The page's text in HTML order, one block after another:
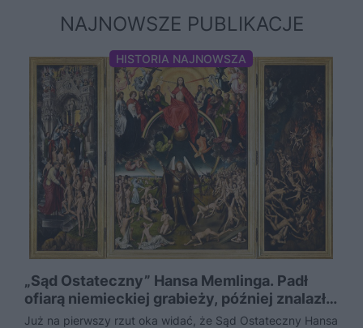
NAJNOWSZE PUBLIKACJE
HISTORIA NAJNOWSZA
„Sąd Ostateczny” Hansa Memlinga. Padł
ofiarą niemieckiej grabieży, później znalazł
się...
Już na pierwszy rzut oka widać, że Sąd Ostateczny Hansa